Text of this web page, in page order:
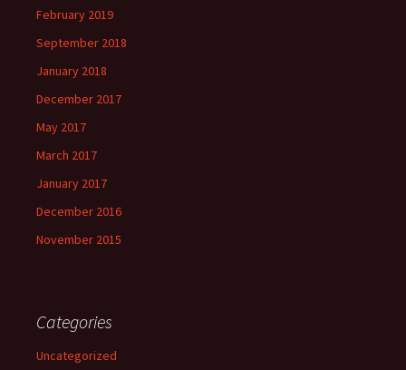
February 2019
September 2018
January 2018
December 2017
May 2017
March 2017
January 2017
December 2016
November 2015
Categories
Uncategorized